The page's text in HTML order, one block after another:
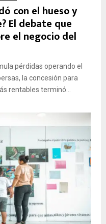
con el hueso y
El debate que
el negocio del
pérdidas operando el
la concesión para
rentables terminó...